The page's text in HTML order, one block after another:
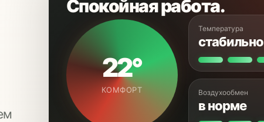
Спокойная работа.
22°
КОМФОРТ
Температура
стабильно
Воздухообмен
в норме